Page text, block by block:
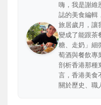
嗨，我是謝維
誌的美食編輯
旅居歲月，讓
變成了能跟茶
糖、走奶」細
萄酒與餐飲專
剖析香港那種
言，香港美食
關於歷史、職